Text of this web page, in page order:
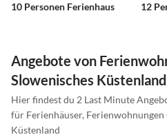
10 Personen Ferienhaus 12
Angebote von
Slowenisches Küstenland
Hier findest du 2 Last Minute
für Ferienhäuser, Ferienwohnungen
Küstenland